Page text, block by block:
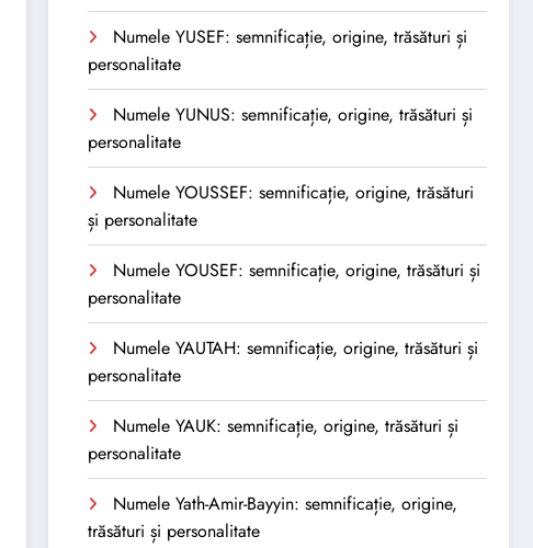
Numele YUSEF: semnificație, origine, trăsături și
personalitate
Numele YUNUS: semnificație, origine, trăsături și
personalitate
Numele YOUSSEF: semnificație, origine, trăsături
și personalitate
Numele YOUSEF: semnificație, origine, trăsături și
personalitate
Numele YAUTAH: semnificație, origine, trăsături și
personalitate
Numele YAUK: semnificație, origine, trăsături și
personalitate
Numele Yath-Amir-Bayyin: semnificație, origine,
trăsături și personalitate